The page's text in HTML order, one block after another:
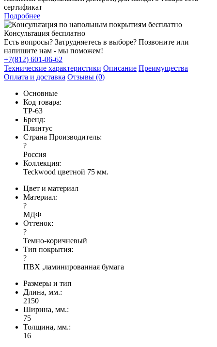
сертификат
Подробнее
Консультация бесплатно
Есть вопросы? Затрудняетесь в выборе? Позвоните или
напишите нам - мы поможем!
+7(812) 601-06-62
Технические характеристики Описание Преимущества
Оплата и доставка Отзывы (0)
Основные
Код товара:
TP-63
Бренд:
Плинтус
Страна Производитель:
?
Россия
Коллекция:
Teckwood цветной 75 мм.
Цвет и материал
Материал:
?
МДФ
Оттенок:
?
Темно-коричневый
Тип покрытия:
?
ПВХ ,ламинированная бумага
Размеры и тип
Длина, мм.:
2150
Ширина, мм.:
75
Толщина, мм.:
16